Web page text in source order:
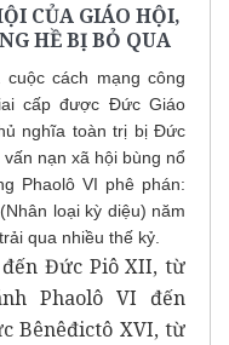
CỦA GIÁO HỘI,
HỀ BỊ BỎ QUA
cách mạng công
cấp được Đức Giáo
nghĩa toàn trị bị Đức
nạn xã hội bùng nổ
Phaolô VI phê phán:
loại kỳ diệu) năm
qua nhiều thế kỷ.
Đức Piô XII, từ
Phaolô VI đến
Bênêđictô XVI, từ